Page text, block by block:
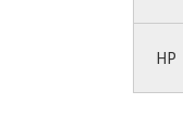
HP